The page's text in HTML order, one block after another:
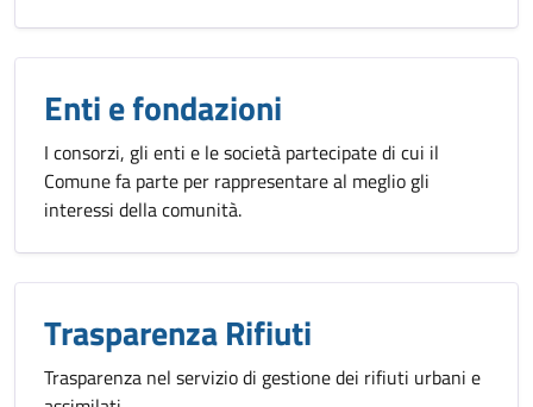
Enti e fondazioni
I consorzi, gli enti e le società partecipate di cui il
Comune fa parte per rappresentare al meglio gli
interessi della comunità.
Trasparenza Rifiuti
Trasparenza nel servizio di gestione dei rifiuti urbani e